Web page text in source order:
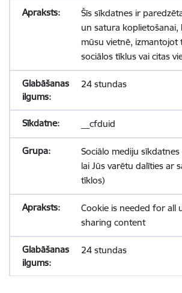
Šīs sīkdatnes ir
un satura koplietošanai,
mūsu vietnē, izmantojot
sociālos tīklus vai citas
24 stundas
__cfduid
Sociālo mediju sīkdatnes
lai Jūs varētu dalīties ar
tīklos)
Cookie is needed for all
sharing content
24 stundas